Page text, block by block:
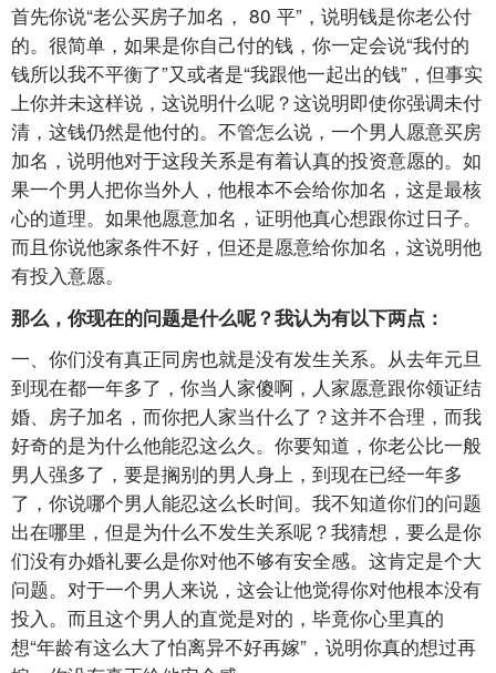
首先你说“老公买房子加名， 80 平”，说明钱是你老公付
的。很简单，如果是你自己付的钱，你一定会说“我付的
钱所以我不平衡了”又或者是“我跟他一起出的钱”，但事实
上你并未这样说，这说明什么呢？这说明即使你强调未付
清，这钱仍然是他付的。不管怎么说，一个男人愿意买房
加名，说明他对于这段关系是有着认真的投资意愿的。如
果一个男人把你当外人，他根本不会给你加名，这是最核
心的道理。如果他愿意加名，证明他真心想跟你过日子。
而且你说他家条件不好，但还是愿意给你加名，这说明他
有投入意愿。
那么，你现在的问题是什么呢？我认为有以下两点：
一、你们没有真正同房也就是没有发生关系。从去年元旦
到现在都一年多了，你当人家傻啊，人家愿意跟你领证结
婚、房子加名，而你把人家当什么了？这并不合理，而我
好奇的是为什么他能忍这么久。你要知道，你老公比一般
男人强多了，要是搁别的男人身上，到现在已经一年多
了，你说哪个男人能忍这么长时间。我不知道你们的问题
出在哪里，但是为什么不发生关系呢？我猜想，要么是你
们没有办婚礼要么是你对他不够有安全感。这肯定是个大
问题。对于一个男人来说，这会让他觉得你对他根本没有
投入。而且这个男人的直觉是对的，毕竟你心里真的
想“年龄有这么大了怕离异不好再嫁”，说明你真的想过再